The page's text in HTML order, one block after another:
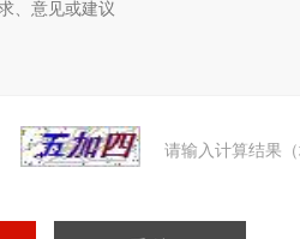
请输入计算结果